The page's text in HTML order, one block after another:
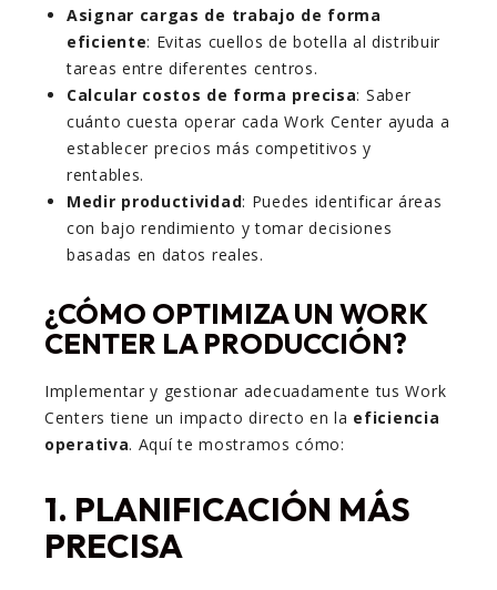
Asignar cargas de trabajo de forma
eficiente: Evitas cuellos de botella al distribuir
tareas entre diferentes centros.
Calcular costos de forma precisa: Saber
cuánto cuesta operar cada Work Center ayuda a
establecer precios más competitivos y
rentables.
Medir productividad: Puedes identificar áreas
con bajo rendimiento y tomar decisiones
basadas en datos reales.
¿CÓMO OPTIMIZA UN WORK
CENTER LA PRODUCCIÓN?
Implementar y gestionar adecuadamente tus Work
Centers tiene un impacto directo en la eficiencia
operativa. Aquí te mostramos cómo:
1. PLANIFICACIÓN MÁS
PRECISA